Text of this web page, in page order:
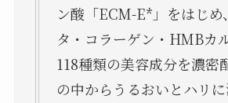
ン酸「ECM-E*」をはじめ
タ・コラーゲン・HMBカ
118種類の美容成分を濃密
の中からうるおいとハリ